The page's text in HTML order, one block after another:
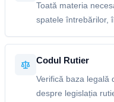
Toată materia
spatele întrebărilor,
Codul Rutier
Verifică baza legală
despre legislația